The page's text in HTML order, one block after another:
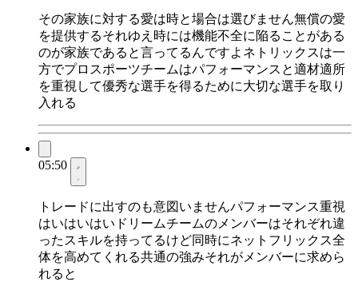
その家族に対する愛は時と場合は選びません無償の愛
を提供するそれゆえ時には機能不全に陥ることがある
のが家族であると言ってるんですよネトリックスは一
方でプロスポーツチームはパフォーマンスと適材適所
を重視して優秀な選手を得るために大切な選手を取り
入れる
05:50
トレードに出すのも意図いませんパフォーマンス重視
はいはいはいドリームチームのメンバーはそれぞれ違
ったスキルを持ってるけど同時にネットフリックス全
体を高めてくれる共通の強みそれがメンバーに求めら
れると